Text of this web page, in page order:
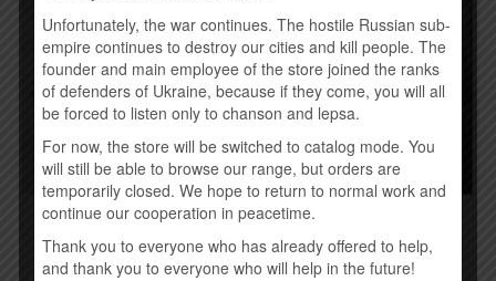
APOCALYPTICA –
SHADOWMAKER (2015)
190,00 грн.
RULADA – Є ЧАС (2016)
190,00грн.
Unfortunately, the war continues. The hostile Russian sub-
empire continues to destroy our cities and kill people. The
founder and main employee of the store joined the ranks
of defenders of Ukraine, because if they come, you will all
be forced to listen only to chanson and lepsa.
For now, the store will be switched to catalog mode. You
will still be able to browse our range, but orders are
temporarily closed. We hope to return to normal work and
continue our cooperation in peacetime.
Thank you to everyone who has already offered to help,
and thank you to everyone who will help in the future!